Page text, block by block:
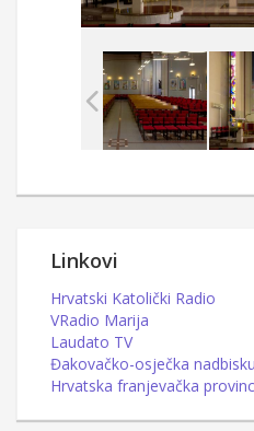
Linkovi
Hrvatski Katolički Radio
VRadio Marija
Laudato TV
Đakovačko-osječka
Hrvatska franjevačka